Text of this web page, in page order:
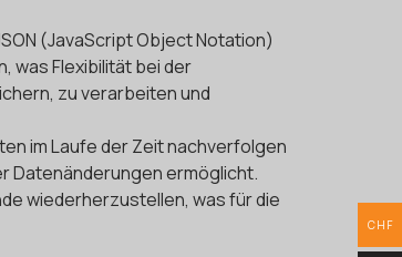
(JavaScript Object Notation)
was Flexibilität bei der
zu verarbeiten und
im Laufe der Zeit nachverfolgen
Datenänderungen ermöglicht.
wiederherzustellen, was für die
CHF